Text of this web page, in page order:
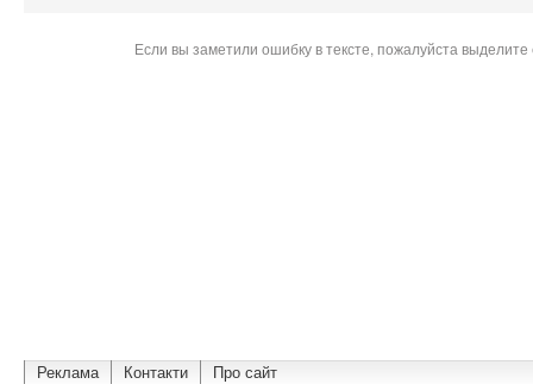
Если вы заметили ошибку в тексте, пожалуйста
Реклама Контакти Про сайт